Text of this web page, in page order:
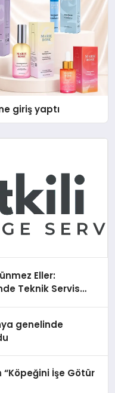
giriş yaptı
Eller:
Teknik Servis
genelinde
“Köpeğini İşe Götür